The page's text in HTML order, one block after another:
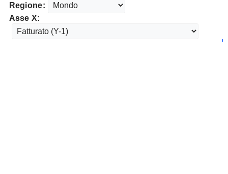
Regione:
Asse X: